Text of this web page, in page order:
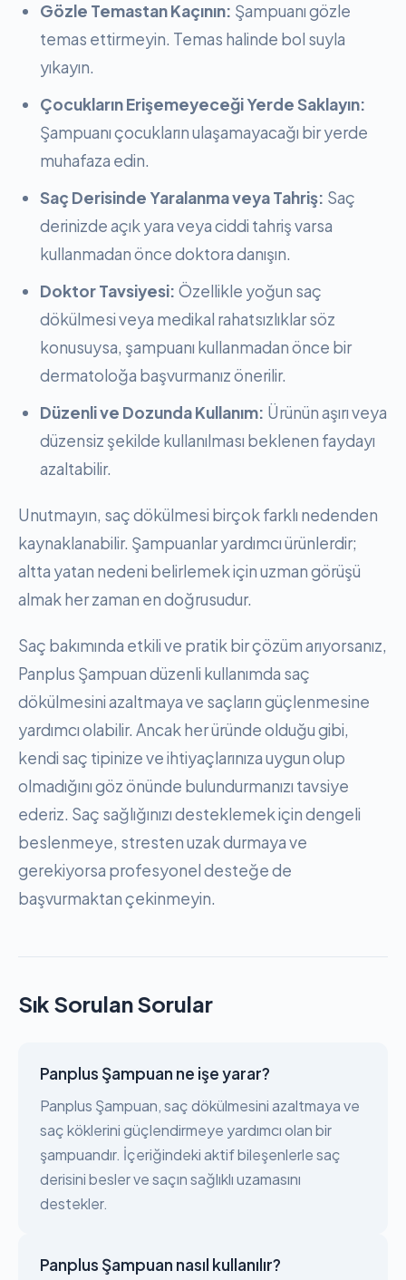
Gözle Temastan Kaçının: Şampuanı gözle
temas ettirmeyin. Temas halinde bol suyla
yıkayın.
Çocukların Erişemeyeceği Yerde Saklayın:
Şampuanı çocukların ulaşamayacağı bir yerde
muhafaza edin.
Saç Derisinde Yaralanma veya Tahriş: Saç
derinizde açık yara veya ciddi tahriş varsa
kullanmadan önce doktora danışın.
Doktor Tavsiyesi: Özellikle yoğun saç
dökülmesi veya medikal rahatsızlıklar söz
konusuysa, şampuanı kullanmadan önce bir
dermatoloğa başvurmanız önerilir.
Düzenli ve Dozunda Kullanım: Ürünün aşırı veya
düzensiz şekilde kullanılması beklenen faydayı
azaltabilir.
Unutmayın, saç dökülmesi birçok farklı nedenden
kaynaklanabilir. Şampuanlar yardımcı ürünlerdir;
altta yatan nedeni belirlemek için uzman görüşü
almak her zaman en doğrusudur.
Saç bakımında etkili ve pratik bir çözüm arıyorsanız,
Panplus Şampuan düzenli kullanımda saç
dökülmesini azaltmaya ve saçların güçlenmesine
yardımcı olabilir. Ancak her üründe olduğu gibi,
kendi saç tipinize ve ihtiyaçlarınıza uygun olup
olmadığını göz önünde bulundurmanızı tavsiye
ederiz. Saç sağlığınızı desteklemek için dengeli
beslenmeye, stresten uzak durmaya ve
gerekiyorsa profesyonel desteğe de
başvurmaktan çekinmeyin.
Sık Sorulan Sorular
Panplus Şampuan ne işe yarar?
Panplus Şampuan, saç dökülmesini azaltmaya ve
saç köklerini güçlendirmeye yardımcı olan bir
şampuandır. İçeriğindeki aktif bileşenlerle saç
derisini besler ve saçın sağlıklı uzamasını
destekler.
Panplus Şampuan nasıl kullanılır?